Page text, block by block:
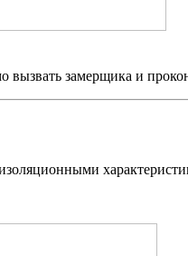
замерщика и